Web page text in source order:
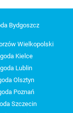
Bydgoszcz
Wielkopolski
Kielce
Lublin
Olsztyn
Poznań
Szczecin